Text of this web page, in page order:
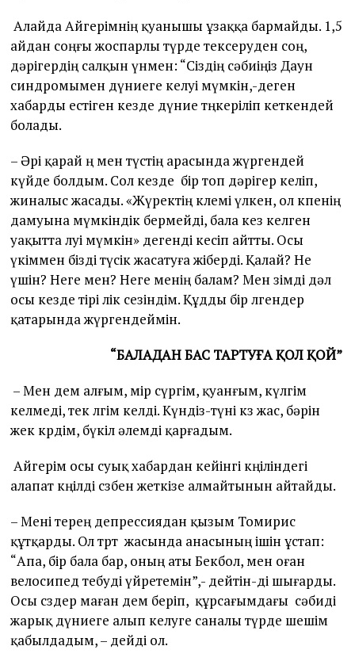
Алайда Айгерімнің қуанышы ұзаққа бармайды. 1,5
айдан соңғы жоспарлы түрде тексеруден соң,
дәрігердің салқын үнмен: “Сіздің сәбиіңіз Даун
синдромымен дүниеге келуі мүмкін,-деген
хабарды естіген кезде дүние төңкеріліп кеткендей
болады.
– Әрі қарай өң мен түстің арасында жүргендей
күйде болдым. Сол кезде бір топ дәрігер келіп,
жиналыс жасады. «Жүректің көлемі үлкен, ол өкпенің
дамуына мүмкіндік бермейді, бала кез келген
уақытта өлуі мүмкін» дегенді кесіп айтты. Осы
үкіммен бізді түсік жасатуға жіберді. Қалай? Не
үшін? Неге мен? Неге менің балам? Мен өзімді дәл
осы кезде тірі өлік сезіндім. Құдды бір өлгендер
қатарында жүргендеймін.
“БАЛАДАН БАС ТАРТУҒА ҚОЛ ҚОЙ”
– Мен дем алғым, өмір сүргім, қуанғым, күлгім
келмеді, тек өлгім келді. Күндіз-түні көз жас, бәрін
жек көрдім, бүкіл әлемді қарғадым.
Айгерім осы суық хабардан кейінгі көңіліндегі
алапат көңілді сөзбен жеткізе алмайтынын айтайды.
– Мені терең депрессиядан қызым Томирис
құтқарды. Ол төрт жасында анасының ішін ұстап:
“Апа, бір бала бар, оның аты Бекбол, мен оған
велосипед тебуді үйретемін”,- дейтін-ді шығарды.
Осы сөздер маған дем беріп, құрсағымдағы сәбиді
жарық дүниеге алып келуге саналы түрде шешім
қабылдадым, – дейді ол.